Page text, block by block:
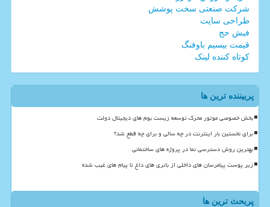
شرکت صنعتی سخت پوشش
طراحی سایت
فیش حج
قیمت بیسیم باوفنگ
کوتاه کننده لینک
پربیننده ترین ها
بخش خصوصی موتور محرک توسعه زیست بوم های دیجیتال دولت
برای نخستین بار اینترنت در چه سالی و برای چه قطع شد؟
بهترین روش دسترسی نما در پروژه های ساختمانی
زیر پوست پیامرسان های داخلی از باتری های داغ تا پیام های غیب شده
پربحث ترین ها